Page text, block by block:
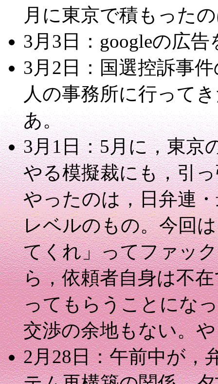
月に東京で積もった
3月3日：googleの広
3月2日：国選控訴事
人の事務所に行って
あ。
3月1日：5月に，東京
やる模擬裁にも，引
やったのは，日弁連
レベルのもの。今回
てくれ」ってファッ
ら，依頼者自身は不
ってもらうことにな
交渉の余地もない。
2月28日：午前中が，